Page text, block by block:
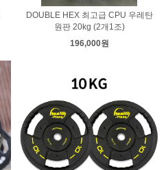
DOUBLE HEX 최고급 CPU 우레탄
원판 20kg (2개1조)
196,000원